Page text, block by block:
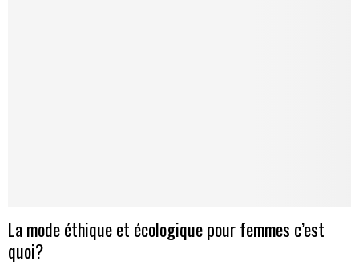
La mode éthique et écologique pour femmes c’est
quoi?